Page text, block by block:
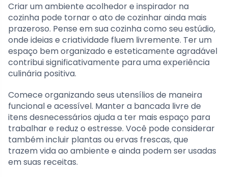
Criar um ambiente acolhedor e inspirador na
cozinha pode tornar o ato de cozinhar ainda mais
prazeroso. Pense em sua cozinha como seu estúdio,
onde ideias e criatividade fluem livremente. Ter um
espaço bem organizado e esteticamente agradável
contribui significativamente para uma experiência
culinária positiva.
Comece organizando seus utensílios de maneira
funcional e acessível. Manter a bancada livre de
itens desnecessários ajuda a ter mais espaço para
trabalhar e reduz o estresse. Você pode considerar
também incluir plantas ou ervas frescas, que
trazem vida ao ambiente e ainda podem ser usadas
em suas receitas.